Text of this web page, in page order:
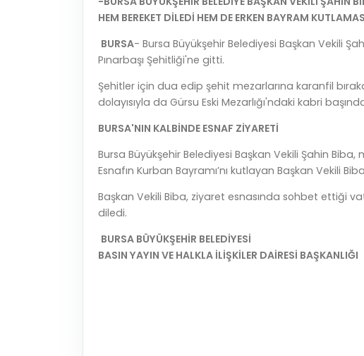
HEM BEREKET DİLEDİ HEM DE ERKEN BAYRAM
BURSA- Bursa Büyükşehir Belediyesi Başkan Vekili
Pınarbaşı Şehitliği'ne gitti.
Şehitler için dua edip şehit mezarlarına karanfil
dolayısıyla da Gürsu Eski Mezarlığı'ndaki kabri
BURSA'NIN KALBİNDE ESNAF ZİYARETİ
Bursa Büyükşehir Belediyesi Başkan Vekili Şahin
Esnafın Kurban Bayramı’nı kutlayan Başkan Vekili
Başkan Vekili Biba, ziyaret esnasında sohbet ettiği
diledi.
BURSA BÜYÜKŞEHİR BELEDİYESİ
BASIN YAYIN VE HALKLA İLİŞKİLER DAİRESİ BAŞKANLIĞI